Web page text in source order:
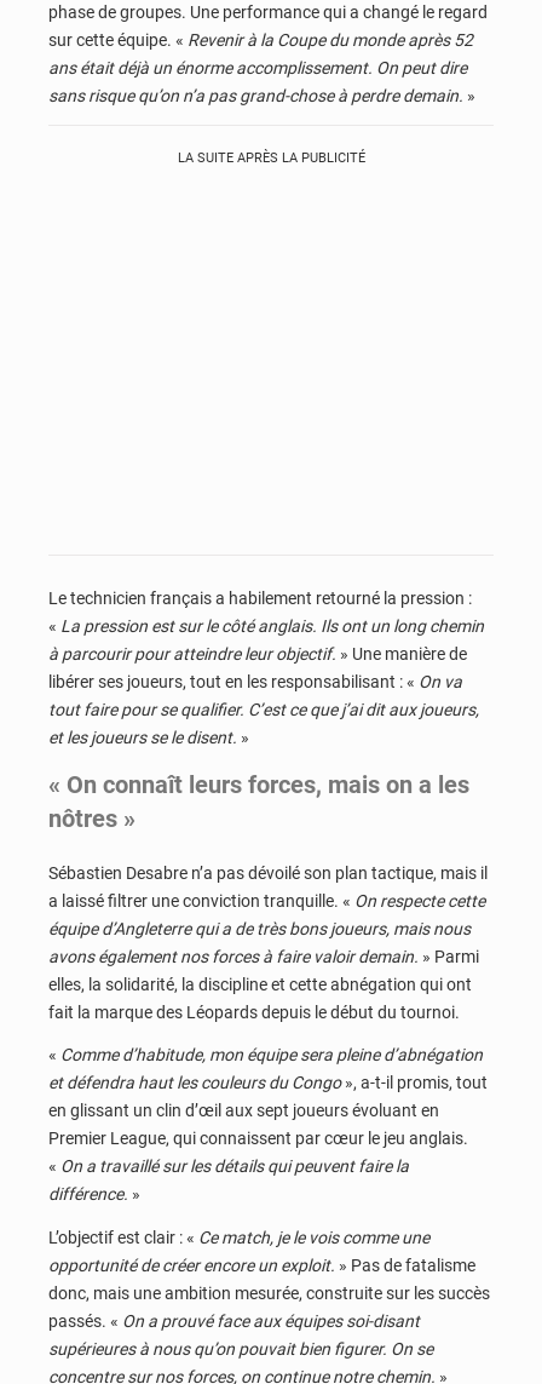
phase de groupes. Une performance qui a changé le regard
sur cette équipe. « Revenir à la Coupe du monde après 52
ans était déjà un énorme accomplissement. On peut dire
sans risque qu’on n’a pas grand-chose à perdre demain. »
LA SUITE APRÈS LA PUBLICITÉ
Le technicien français a habilement retourné la pression :
« La pression est sur le côté anglais. Ils ont un long chemin
à parcourir pour atteindre leur objectif. » Une manière de
libérer ses joueurs, tout en les responsabilisant : « On va
tout faire pour se qualifier. C’est ce que j’ai dit aux joueurs,
et les joueurs se le disent. »
« On connaît leurs forces, mais on a les
nôtres »
Sébastien Desabre n’a pas dévoilé son plan tactique, mais il
a laissé filtrer une conviction tranquille. « On respecte cette
équipe d’Angleterre qui a de très bons joueurs, mais nous
avons également nos forces à faire valoir demain. » Parmi
elles, la solidarité, la discipline et cette abnégation qui ont
fait la marque des Léopards depuis le début du tournoi.
« Comme d’habitude, mon équipe sera pleine d’abnégation
et défendra haut les couleurs du Congo», a-t-il promis, tout
en glissant un clin d’œil aux sept joueurs évoluant en
Premier League, qui connaissent par cœur le jeu anglais.
« On a travaillé sur les détails qui peuvent faire la
différence. »
L’objectif est clair : « Ce match, je le vois comme une
opportunité de créer encore un exploit. » Pas de fatalisme
donc, mais une ambition mesurée, construite sur les succès
passés. « On a prouvé face aux équipes soi-disant
supérieures à nous qu’on pouvait bien figurer. On se
concentre sur nos forces, on continue notre chemin. »